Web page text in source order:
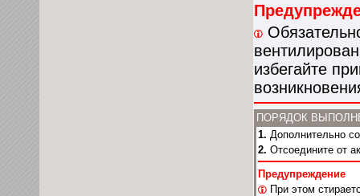
избегайте
ПОРЯДОК
1. Дополнительно
2. Отсоедините от
Предупреждение
При этом